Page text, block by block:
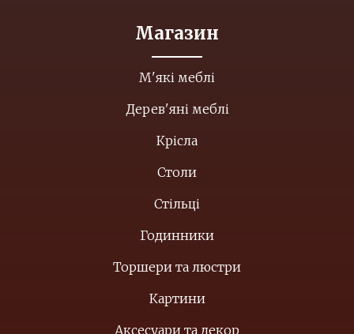
Магазин
М'які меблі
Дерев'яні меблі
Крісла
Столи
Стільці
Годинники
Торшери та люстри
Картини
Аксесуари та декор